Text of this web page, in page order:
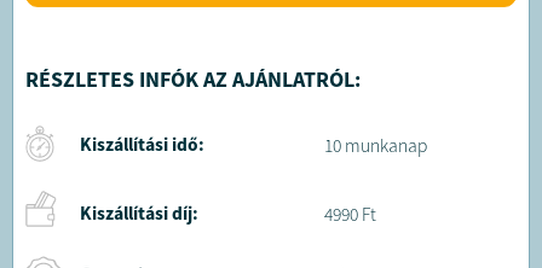
RÉSZLETES INFÓK AZ AJÁNLATRÓL:
Kiszállítási idő: 10 munkanap
Kiszállítási díj: 4990 Ft